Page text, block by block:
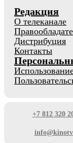
Редакция
О телеканале
Дистрибуция
Контакты
+7 812 320